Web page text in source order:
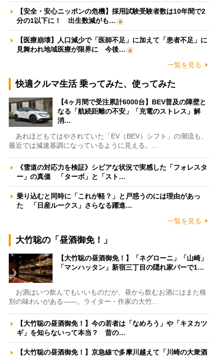
【安全・安心ニッポンの危機】採用試験受験者数は10年間で2
分の1以下に！ 出生数減がも…
【医療崩壊】人口減少で「医師不足」に加えて「患者不足」に
見舞われ地域医療が限界に 今後…
一覧を見る
快適クルマ生活 乗ってみた、使ってみた
【4ヶ月間で受注累計6000台】BEV普及の障壁と
なる「航続距離の不安」「充電のストレス」解
消…
あれほどもてはやされていた「EV（BEV）シフト」の潮流も、
最近では減速基調になっているように見える。…
《雪道の対応力を検証》シビアな状況で実感した「フォレスタ
ー」の真価 「ターボ」と「スト…
乗り込むと同時に「これが軽？」と戸惑うのには理由があっ
た 「日産ルークス」さらなる躍進…
一覧を見る
大竹聡の「昼酒御免！」
【大竹聡の昼酒御免！】「ネグローニ」「山崎」
「マンハッタン」新宿三丁目の隠れ家バーで1…
お酒はいつ飲んでもいいものだが、昼から飲むお酒にはまた格
別の味わいがある――。ライター・作家の大竹…
【大竹聡の昼酒御免！】今の若者は「なめろう」や「キヌカツ
ギ」を知らないって本当？ 昔の…
【大竹聡の昼酒御免！】京急線で多摩川越えて「川崎の大衆酒